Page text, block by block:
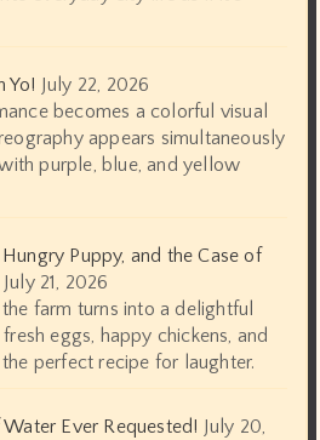
Yo! July 22, 2026
becomes a colorful visual
appears simultaneously
purple, blue, and yellow
Puppy, and the Case of
July 21, 2026
farm turns into a delightful
eggs, happy chickens, and
perfect recipe for laughter.
Ever Requested! July 20,